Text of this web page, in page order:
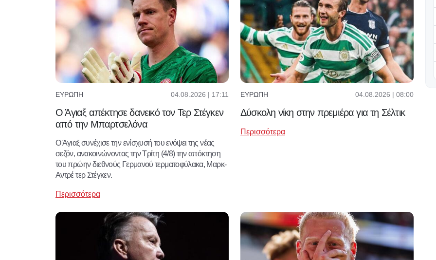
ΕΥΡΏΠΗ 04.08.2026 | 17:11
Ο Άγιαξ απέκτησε δανεικό τον Τερ Στέγκεν
από την Μπαρτσελόνα
Ο Άγιαξ συνέχισε την ενίσχυσή του ενόψει της νέας
σεζόν, ανακοινώνοντας την Τρίτη (4/8) την απόκτηση
του πρώην διεθνούς Γερμανού τερματοφύλακα, Μαρκ-
Αντρέ τερ Στέγκεν.
Περισσότερα
ΕΥΡΏΠΗ 04.08.2026 | 08:00
Δύσκολη νίκη στην πρεμιέρα για τη Σέλτικ
Περισσότερα